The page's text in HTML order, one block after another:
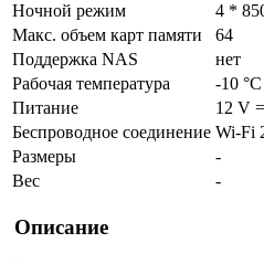
Ночной режим
4 *
Макс. объем карт памяти
64
Поддержка NAS
нет
Рабочая температура
-10
Питание
12 V
Беспроводное соединение Wi-Fi
Размеры
-
Вес
-
Описание